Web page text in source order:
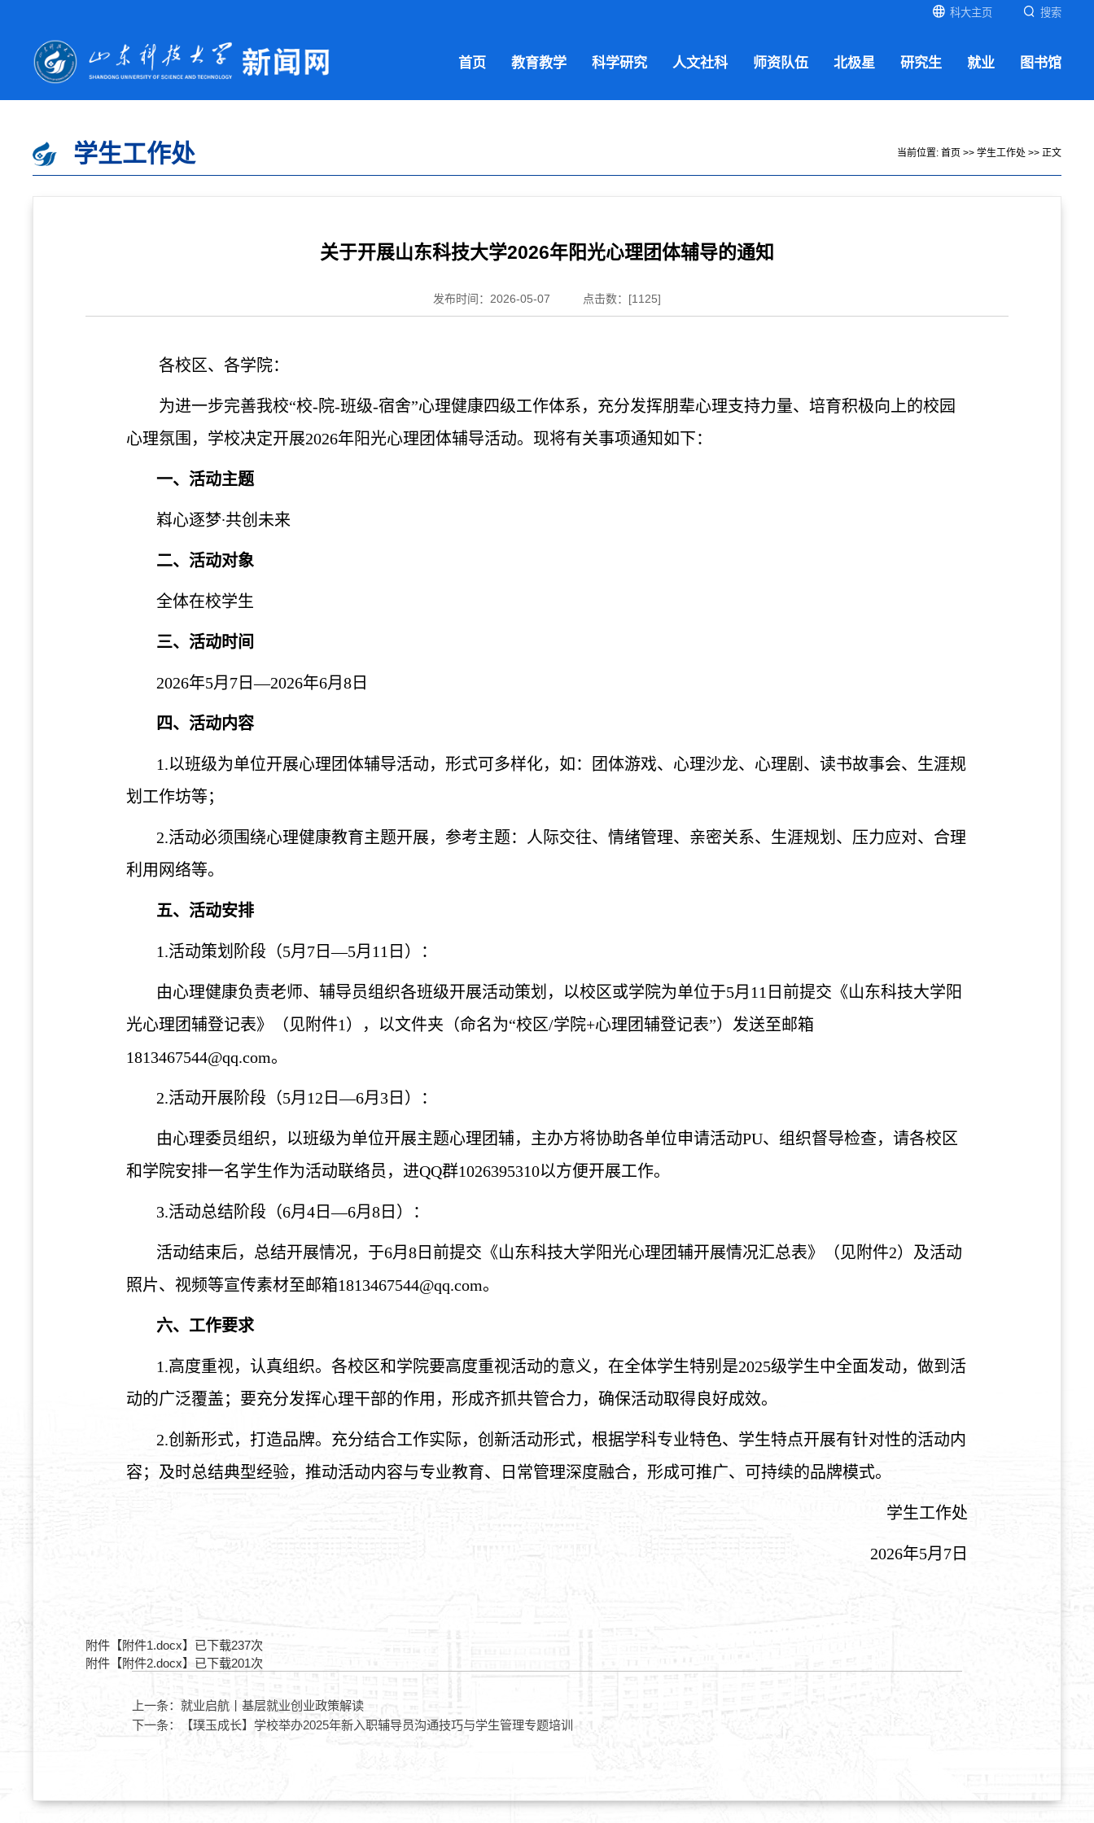
科大主页 搜索
首页 教育教学 科学研究 人文社科 师资队伍 北极星 研究生 就业 图书馆
学生工作处 当前位置: 首页 >> 学生工作处 >> 正文
关于开展山东科技大学2026年阳光心理团体辅导的通知
发布时间：2026-05-07 点击数：[1125]
各校区、各学院：
为进一步完善我校“校-院-班级-宿舍”心理健康四级工作体系，充分发挥朋辈心理支持力量、培育积极向上的校园
心理氛围，学校决定开展2026年阳光心理团体辅导活动。现将有关事项通知如下：
一、活动主题
嵙心逐梦∙共创未来
二、活动对象
全体在校学生
三、活动时间
2026年5月7日—2026年6月8日
四、活动内容
1.以班级为单位开展心理团体辅导活动，形式可多样化，如：团体游戏、心理沙龙、心理剧、读书故事会、生涯规
划工作坊等；
2.活动必须围绕心理健康教育主题开展，参考主题：人际交往、情绪管理、亲密关系、生涯规划、压力应对、合理
利用网络等。
五、活动安排
1.活动策划阶段（5月7日—5月11日）：
由心理健康负责老师、辅导员组织各班级开展活动策划，以校区或学院为单位于5月11日前提交《山东科技大学阳
光心理团辅登记表》（见附件1），以文件夹（命名为“校区/学院+心理团辅登记表”）发送至邮箱
1813467544@qq.com。
2.活动开展阶段（5月12日—6月3日）：
由心理委员组织，以班级为单位开展主题心理团辅，主办方将协助各单位申请活动PU、组织督导检查，请各校区
和学院安排一名学生作为活动联络员，进QQ群1026395310以方便开展工作。
3.活动总结阶段（6月4日—6月8日）：
活动结束后，总结开展情况，于6月8日前提交《山东科技大学阳光心理团辅开展情况汇总表》（见附件2）及活动
照片、视频等宣传素材至邮箱1813467544@qq.com。
六、工作要求
1.高度重视，认真组织。各校区和学院要高度重视活动的意义， 在全体学生特别是2025级学生中全面发动，做到活
动的广泛覆盖；要充分发挥心理干部的作用 ，形成齐抓共管合力，确保活动取得良好成效。
2.创新形式，打造品牌。充分结合工作实际，创新活动形式，根据学科专业特色、学生特点开展有针对性的活动内
容； 及时总结典型经验，推动活动内容与专业教育、日常管理深度融合，形成可推广、可持续的品牌模式。
学生工作处
2026年5月 7日
附件【附件1.docx】已下载237次
附件【附件2.docx】已下载201次
上一条： 就业启航丨基层就业创业政策解读
下一条：
【璞玉成长】学校举办2025年新入职辅导员沟通技巧与学生管理专题培训